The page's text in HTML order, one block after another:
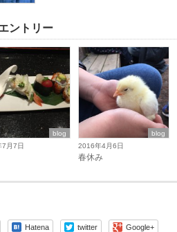
ントリー
blog
月7日
blog
2016年4月6日
春休み
Hatena twitter Google+